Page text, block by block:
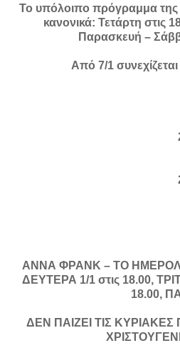
Το υπόλοιπο πρόγραμμα
κανονικά: Τετάρτη στις
Παρασκευή –
Από 7/1
ΑΝΝΑ ΦΡΑΝΚ – ΤΟ
ΔΕΥΤΕΡΑ 1/1 στις 18.00,
18.00,
ΔΕΝ ΠΑΙΖΕΙ ΤΙΣ